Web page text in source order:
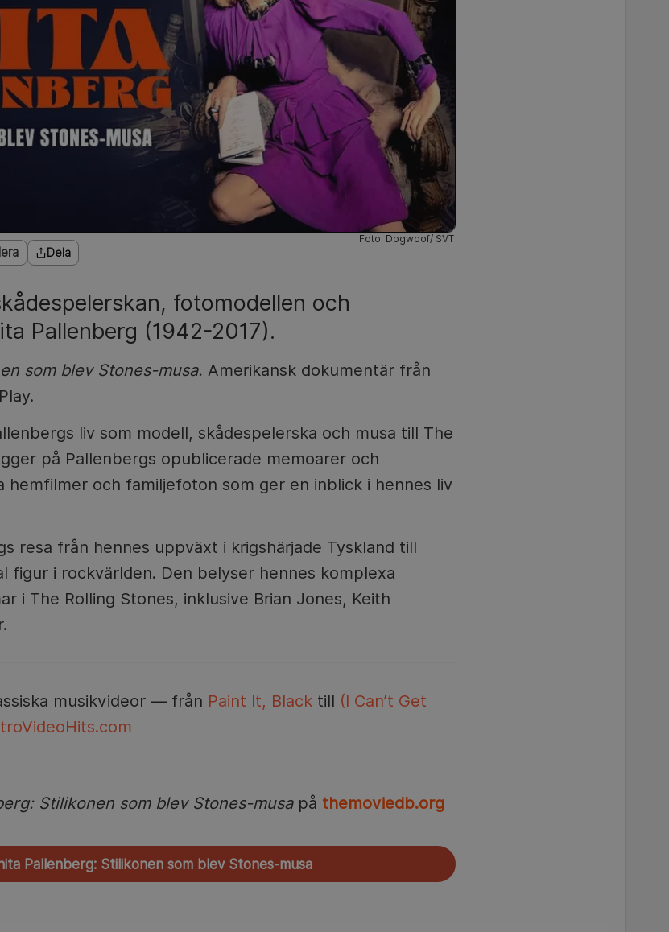
Dela
fotomodellen och
Pallenberg (1942-2017).
som blev Stones-musa. Amerikansk dokumentär från
liv som modell, skådespelerska och musa till The
på Pallenbergs opublicerade memoarer och
hemfilmer och familjefoton som ger en inblick i hennes liv
resa från hennes uppväxt i krigshärjade Tyskland till
figur i rockvärlden. Den belyser hennes komplexa
i The Rolling Stones, inklusive Brian Jones, Keith
musikvideor — från Paint It, Blacktill (I Can’t Get
Stilikonen som blev Stones-musapå themoviedb.org
Foto: Dogwoof/ SVT
Pallenberg: Stilikonen som blev Stones-musa